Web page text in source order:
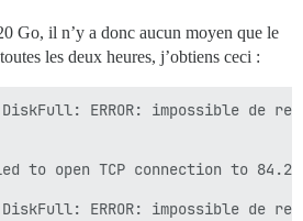
Go, il n’y a donc aucun moyen que le
les deux heures, j’obtiens ceci :
ERROR: impossible de
to open TCP connection to
ERROR: impossible de